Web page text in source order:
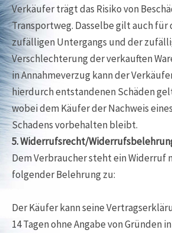
Verkäufer trägt das Risiko von
Transportweg. Dasselbe gilt auch für
zufälligen Untergangs und der
Verschlechterung der verkauften
in Annahmeverzug kann der
hierdurch entstandenen Schäden
wobei dem Käufer der Nachweis
Schadens vorbehalten bleibt.
5. Widerrufsrecht/
Dem Verbraucher steht ein Widerruf
folgender Belehrung zu:
Der Käufer kann seine
14 Tagen ohne Angabe von Gründen